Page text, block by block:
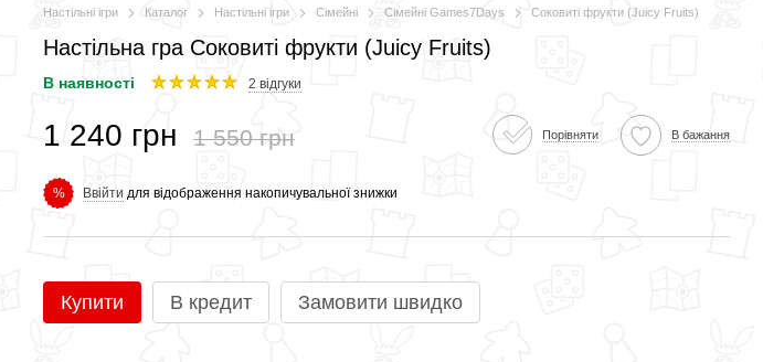
Настільні ігри Каталог Настільні ігри Сімейні Сімейні Games7Days Соковиті фрукти (Juicy Fruits)
Настільна гра Соковиті фрукти (Juicy Fruits)
В наявності 2 відгуки
1 240 грн 1 550 грн Порівняти В бажання
% Ввійти для відображення накопичувальної знижки
Купити В кредит Замовити швидко